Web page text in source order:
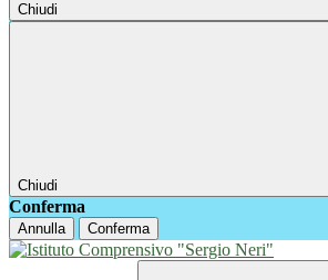
Chiudi
Chiudi
Conferma
Annulla Conferma